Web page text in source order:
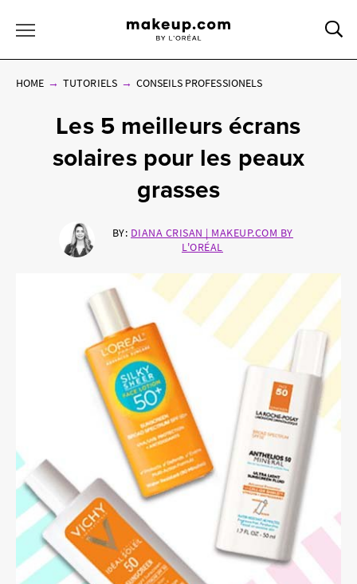
HOME TUTORIELS CONSEILS PROFESSIONELS
Les 5 meilleurs écrans
solaires pour les peaux
grasses
BY: DIANA CRISAN | MAKEUP.COM BY
L'ORÉAL